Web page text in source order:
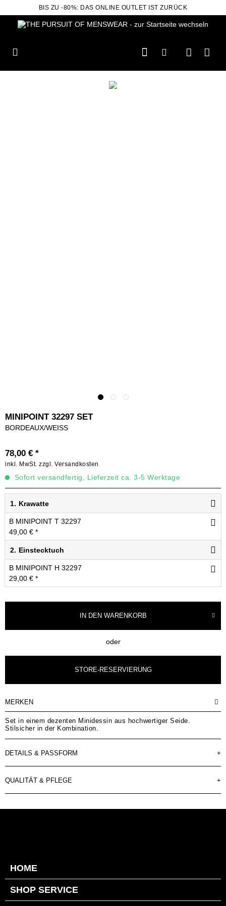
BIS ZU -80%: DAS ONLINE OUTLET IST ZURÜCK
MINIPOINT 32297 SET
BORDEAUX/WEISS
78,00 € *
inkl. MwSt. zzgl. Versandkosten
Sofort versandfertig, Lieferzeit ca. 3-5 Werktage
1. Krawatte
B MINIPOINT T 32297
49,00 € *
2. Einstecktuch
B MINIPOINT H 32297
29,00 € *
IN DEN WARENKORB
oder
STORE-RESERVIERUNG
MERKEN
Set in einem dezenten Minidessin aus hochwertiger Seide.
Stilsicher in der Kombination.
DETAILS & PASSFORM +
QUALITÄT & PFLEGE +
HOME
SHOP SERVICE